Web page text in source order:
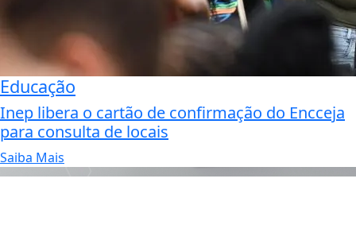
Educação
Inep libera o cartão de confirmação do Encceja
para consulta de locais
Saiba Mais